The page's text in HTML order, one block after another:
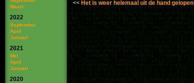
Maart
2022
September
April
Januari
2021
Mei
April
Januari
2020
Het is weer helemaal uit de hand gelopen